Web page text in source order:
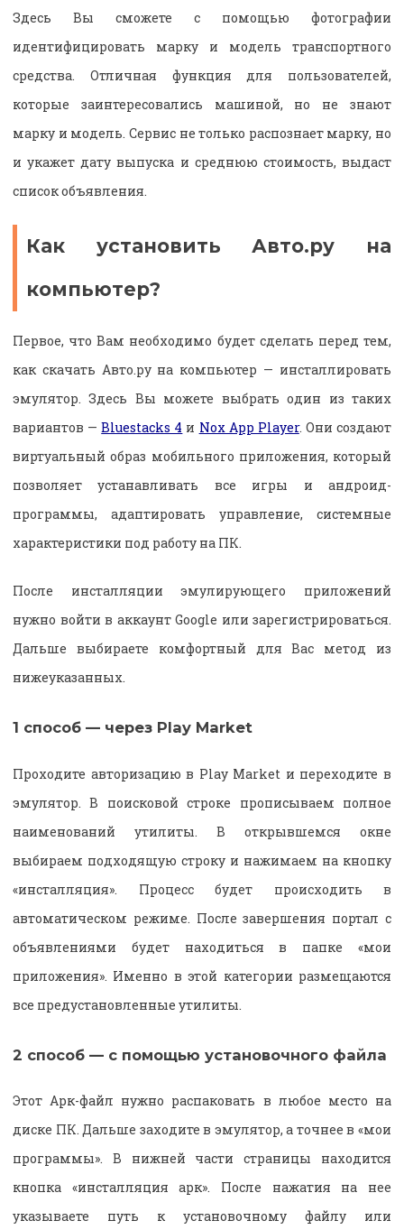
Здесь Вы сможете с помощью фотографии
идентифицировать марку и модель транспортного
средства. Отличная функция для пользователей,
которые заинтересовались машиной, но не знают
марку и модель. Сервис не только распознает марку, но
и укажет дату выпуска и среднюю стоимость, выдаст
список объявления.
Как установить Авто.ру на
компьютер?
Первое, что Вам необходимо будет сделать перед тем,
как скачать Авто.ру на компьютер — инсталлировать
эмулятор. Здесь Вы можете выбрать один из таких
вариантов —Bluestacks 4 и Nox App Player. Они создают
виртуальный образ мобильного приложения, который
позволяет устанавливать все игры и андроид-
программы, адаптировать управление, системные
характеристики под работу на ПК.
После инсталляции эмулирующего приложений
нужно войти в аккаунт Google или зарегистрироваться.
Дальше выбираете комфортный для Вас метод из
нижеуказанных.
1 способ — через Play Market
Проходите авторизацию в Play Market и переходите в
эмулятор. В поисковой строке прописываем полное
наименований утилиты. В открывшемся окне
выбираем подходящую строку и нажимаем на кнопку
«инсталляция». Процесс будет происходить в
автоматическом режиме. После завершения портал с
объявлениями будет находиться в папке «мои
приложения». Именно в этой категории размещаются
все предустановленные утилиты.
2 способ — с помощью установочного файла
Этот Арк-файл нужно распаковать в любое место на
диске ПК. Дальше заходите в эмулятор, а точнее в «мои
программы». В нижней части страницы находится
кнопка «инсталляция арк». После нажатия на нее
указываете путь к установочному файлу или